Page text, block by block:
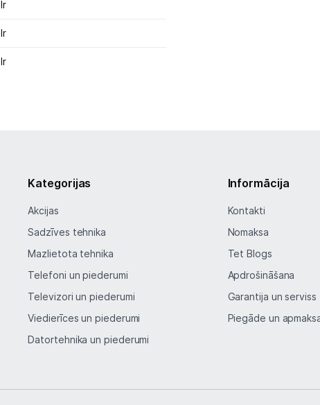
Ir
Ir
Ir
Kategorijas
Akcijas
Sadzīves tehnika
Mazlietota tehnika
Telefoni un piederumi
Televizori un piederumi
Viedierīces un piederumi
Datortehnika un piederumi
Informācija
Kontakti
Nomaksa
Tet Blogs
Apdrošināšana
Garantija un serviss
Piegāde un